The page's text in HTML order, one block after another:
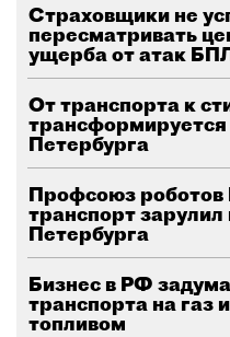
Страховщики не
пересматривать
ущерба от атак
От транспорта к
трансформируется
Петербурга
Профсоюз роботов
транспорт зарулил
Петербурга
Бизнес в РФ
транспорта на газ
топливом